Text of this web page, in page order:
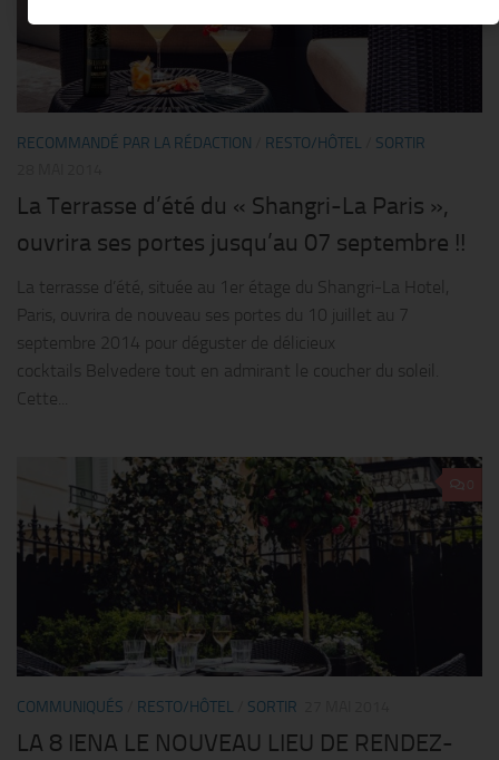
RECOMMANDÉ PAR LA RÉDACTION RESTO/HÔTEL
SORTIR
La Terrasse d’été du « Shangri-La Paris »,
ouvrira ses portes jusqu’au 07 septembre !!
La terrasse d’été, située au 1er étage du Shangri-La Hotel,
Paris, ouvrira de nouveau ses portes du 10 juillet au 7
septembre 2014 pour déguster de délicieux
cocktails Belvedere tout en admirant le coucher du soleil.
Cette...
COMMUNIQUÉS RESTO/HÔTEL SORTIR
LA 8 IENA LE NOUVEAU LIEU DE RENDEZ-